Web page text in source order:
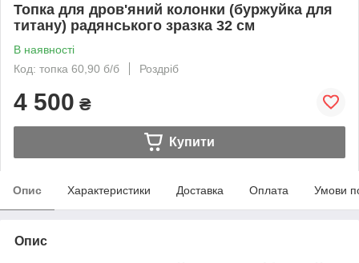
Топка для дров'яний колонки (буржуйка для
титану) радянського зразка 32 см
В наявності
Код: топка 60,90 б/б
Роздріб
4 500 ₴
Купити
Опис Характеристики Доставка Оплата Умови
Опис